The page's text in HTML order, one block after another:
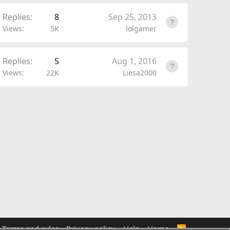
Replies 8
Views 5K
Sep 25, 2013
lolgamer
Replies 5
Views 22K
Aug 1, 2016
Liesa2000
R